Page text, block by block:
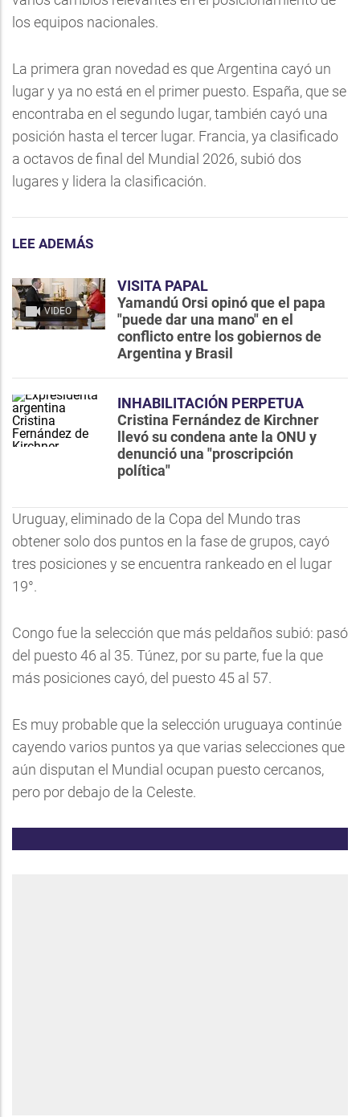
los equipos nacionales.
La primera gran novedad es que Argentina cayó un
lugar y ya no está en el primer puesto. España, que se
encontraba en el segundo lugar, también cayó una
posición hasta el tercer lugar. Francia, ya clasificado
a octavos de final del Mundial 2026, subió dos
lugares y lidera la clasificación.
LEE ADEMÁS
VIDEO
VISITA PAPAL
Yamandú Orsi opinó que el papa
"puede dar una mano" en el
conflicto entre los gobiernos de
Argentina y Brasil
INHABILITACIÓN PERPETUA
Cristina Fernández de Kirchner
llevó su condena ante la ONU y
denunció una "proscripción
política"
Uruguay, eliminado de la Copa del Mundo tras
obtener solo dos puntos en la fase de grupos, cayó
tres posiciones y se encuentra rankeado en el lugar
19°.
Congo fue la selección que más peldaños subió: pasó
del puesto 46 al 35. Túnez, por su parte, fue la que
más posiciones cayó, del puesto 45 al 57.
Es muy probable que la selección uruguaya continúe
cayendo varios puntos ya que varias selecciones que
aún disputan el Mundial ocupan puesto cercanos,
pero por debajo de la Celeste.